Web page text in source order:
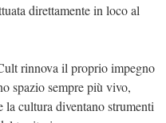
direttamente in loco al
rinnova il proprio impegno
spazio sempre più vivo,
la cultura diventano strumenti